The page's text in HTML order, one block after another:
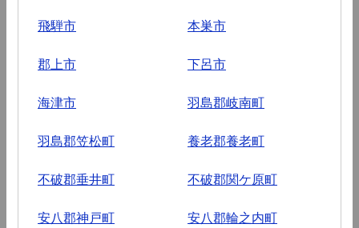
飛騨市 本巣市
郡上市 下呂市
海津市 羽島郡岐南町
羽島郡笠松町 養老郡養老町
不破郡垂井町 不破郡関ケ原町
安八郡神戸町 安八郡輪之内町